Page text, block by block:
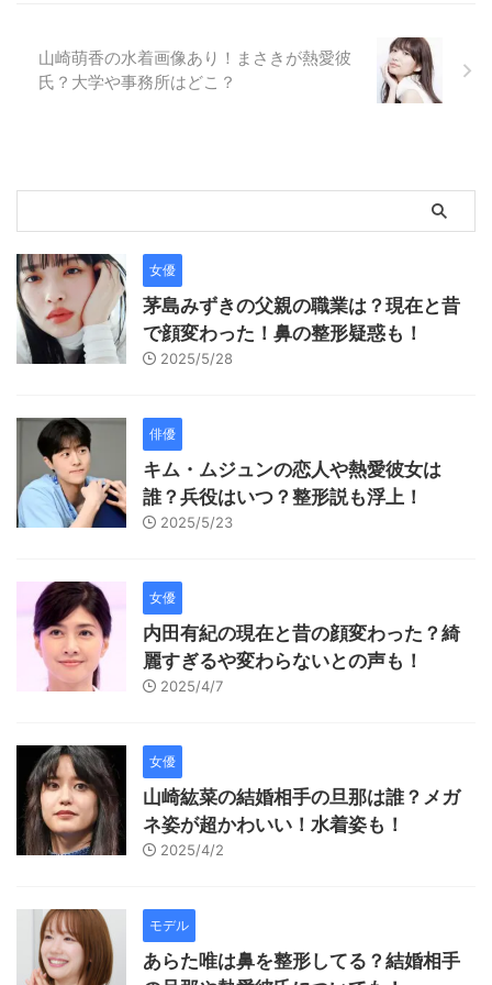
山崎萌香の水着画像あり！まさきが熱愛彼
氏？大学や事務所はどこ？
女優
茅島みずきの父親の職業は？現在と昔
で顔変わった！鼻の整形疑惑も！
2025/5/28
俳優
キム・ムジュンの恋人や熱愛彼女は
誰？兵役はいつ？整形説も浮上！
2025/5/23
女優
内田有紀の現在と昔の顔変わった？綺
麗すぎるや変わらないとの声も！
2025/4/7
女優
山崎紘菜の結婚相手の旦那は誰？メガ
ネ姿が超かわいい！水着姿も！
2025/4/2
モデル
あらた唯は鼻を整形してる？結婚相手